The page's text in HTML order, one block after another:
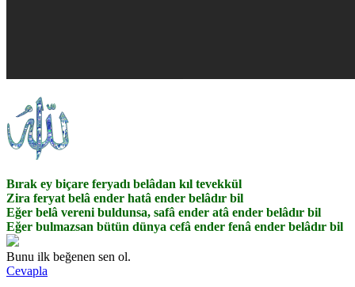
Bırak ey biçare feryadı belâdan kıl tevekkül
Zira feryat belâ ender hatâ ender belâdır bil
Eğer belâ vereni buldunsa, safâ ender atâ ender belâdır bil
Eğer bulmazsan bütün dünya cefâ ender fenâ ender belâdır bil
Bunu ilk beğenen sen ol.
Cevapla